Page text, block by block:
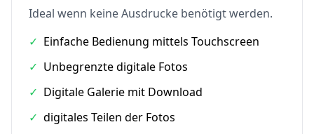
Ideal wenn keine Ausdrucke benötigt werden.
✓ Einfache Bedienung mittels Touchscreen
✓ Unbegrenzte digitale Fotos
✓ Digitale Galerie mit Download
✓ digitales Teilen der Fotos